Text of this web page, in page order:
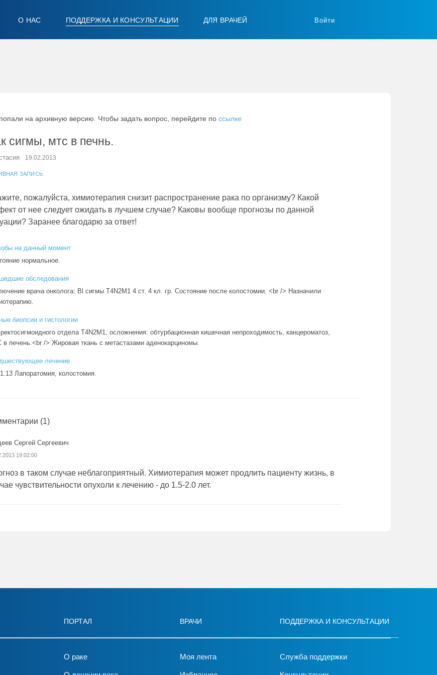
О НАС ПОДДЕРЖКА И КОНСУЛЬТАЦИИ ДЛЯ ВРАЧЕЙ Войти
на архивную версию. Чтобы задать вопрос, перейдите по ссылке
сигмы, мтс в печнь.
19.02.2013
ЗАПИСЬ
пожалуйста, химиотерапия снизит распространение рака по организму? Какой
от нее следует ожидать в лучшем случае? Каковы вообще прогнозы по данной
Заранее благодарю за ответ!
на данный момент
нормальное.
обследования
врача онколога: Bl сигмы T4N2M1 4 ст. 4 кл. гр. Состояние после колостомии. <br /> Назначили
биопсии и гистологии
отдела T4N2M1, осложнения: обтурбационная кишечная непроходимость, канцероматоз,
печень.<br /> Жировая ткань с метастазами аденокарциномы.
лечение
Лапоратомия, колостомия.
(1)
Сергей Сергеевич
19:02:00
в таком случае неблагоприятный. Химиотерапия может продлить пациенту жизнь, в
чувствительности опухоли к лечению - до 1.5-2.0 лет.
ПОРТАЛ
О раке
ВРАЧИ
Моя лента
ПОДДЕРЖКА И КОНСУЛЬТАЦИИ
Служба поддержки